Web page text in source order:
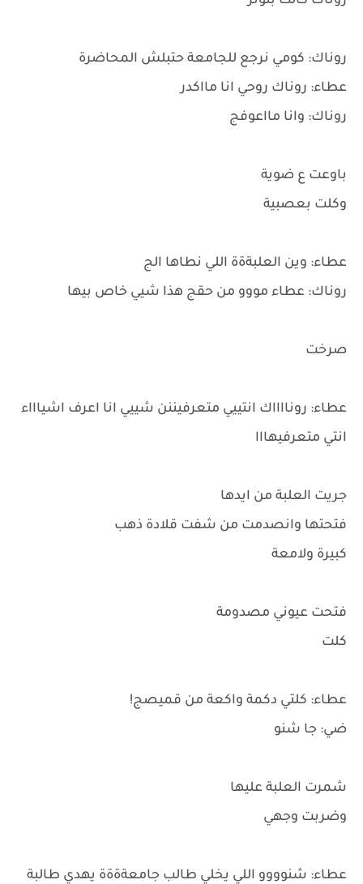
روناك: كومي نرجع للجامعة حتبلش المحاضرة
عطاء: روناك روحي انا مااكدر
روناك: وانا مااعوفج
باوعت ع ضوية
وكلت بعصبية
عطاء: وين العلبةةة اللي نطاها الج
روناك: عطاء مووو من حقج هذا شيي خاص بيها
صرخت
عطاء: رونااااك انتييي متعرفيننن شييي انا اعرف اشياااء
انتي متعرفيهااا
جريت العلبة من ايدها
فتحتها وانصدمت من شفت قلادة ذهب
كبيرة ولامعة
فتحت عيوني مصدومة
كلت
عطاء: كلتي دكمة واكعة من قميصج!
ضي: جا شنو
شمرت العلبة عليها
وضربت وجهي
عطاء: شنوووو اللي يخلي طالب جامعةةةة يهدي طالبة